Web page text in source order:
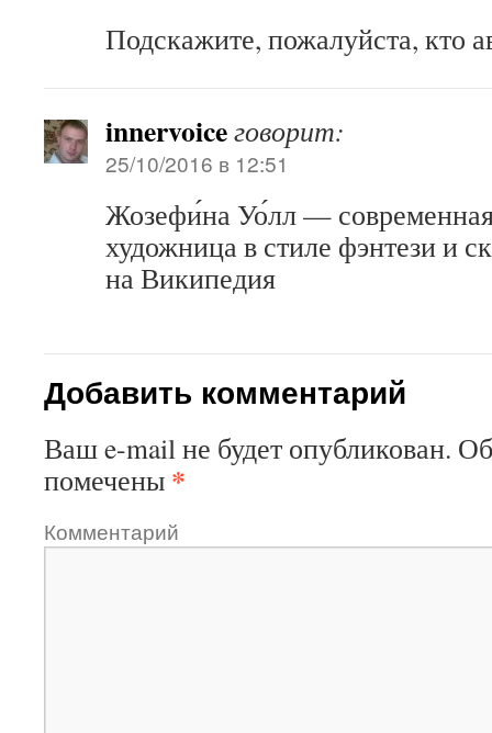
Подскажите, пожалуйста, кто
innervoiceговорит:
25/10/2016 в 12:51
Жозефи́на Уо́лл —
художница в стиле фэнтези и
на Википедия
Добавить комментарий
Ваш e-mail не будет опубликован.
помечены *
Комментарий